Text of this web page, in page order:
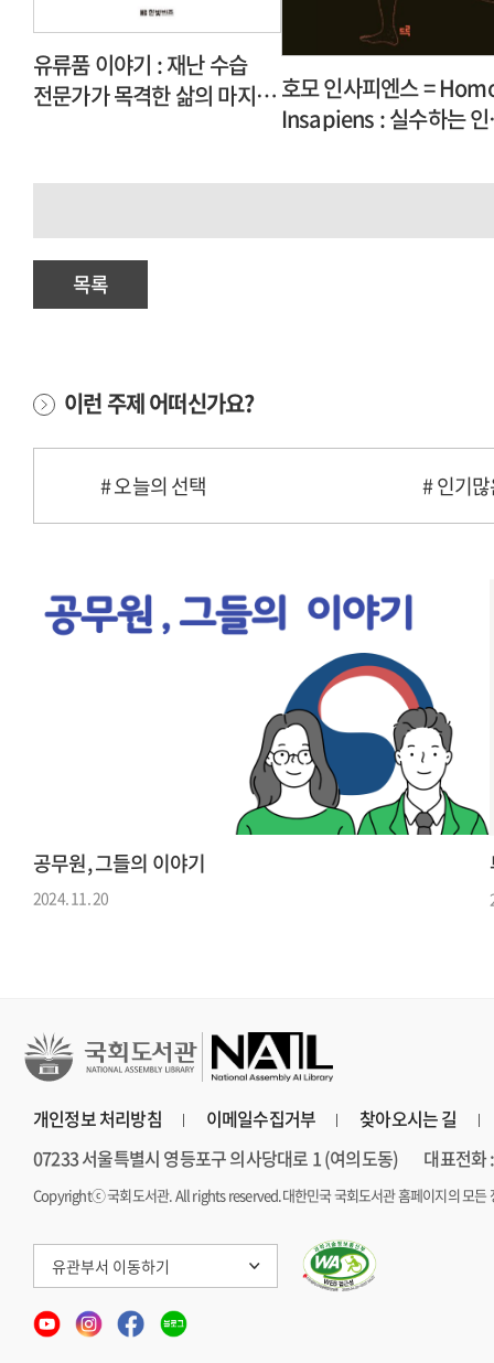
유류품 이야기 : 재난 수습
전문가가 목격한 삶의 마지막 호모 인사피엔스 =
Insapiens : 실수하는
목록
이런 주제 어떠신가요?
# 오늘의 선택 # 인기
공무원, 그들의 이야기
2024. 11. 20
개인정보 처리방침 이메일수집거부
찾아오시는 길
07233 서울특별시 영등포구 의사당대로 1 (여의도동)
대표전화
Copyrightⓒ 국회도서관. All rights reserved. 대한민국 국회도서관 홈페이지의 모
유관부서 이동하기